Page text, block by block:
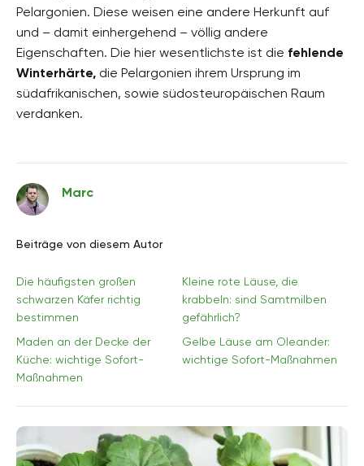
Pelargonien. Diese weisen eine andere Herkunft auf
und – damit einhergehend – völlig andere
Eigenschaften. Die hier wesentlichste ist die fehlende
Winterhärte, die Pelargonien ihrem Ursprung im
südafrikanischen, sowie südosteuropäischen Raum
verdanken.
Marc
Beiträge von diesem Autor
Die häufigsten großen
schwarzen Käfer richtig
bestimmen
Kleine rote Läuse, die
krabbeln: sind Samtmilben
gefährlich?
Maden an der Decke der
Küche: wichtige Sofort-
Maßnahmen
Gelbe Läuse am Oleander:
wichtige Sofort-Maßnahmen